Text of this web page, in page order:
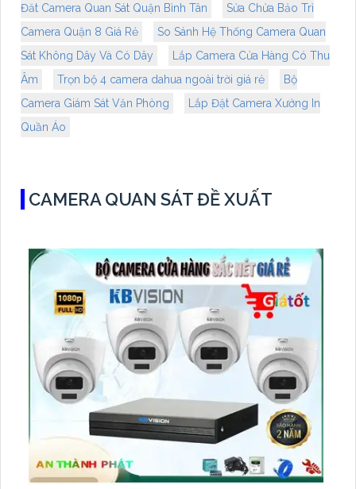
Đăt Camera Quan Sát Quận Bình Tân
Sửa Chửa Bảo Trì
Camera Quận 8 Giá Rẻ
So Sánh Hệ Thống Camera Quan
Sát Không Dây Và Có Dây
Lắp Camera Cửa Hàng Có Thu
Âm
Trọn bộ 4 camera dahua ngoài trời giá rẻ
Bộ
Camera Giám Sát Văn Phòng
Lắp Đặt Camera Xưởng In
Quần Áo
CAMERA QUAN SÁT ĐỀ XUẤT